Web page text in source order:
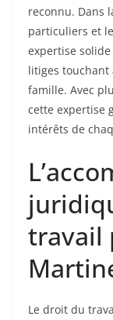
reconnu. Dans
particuliers et
expertise
litiges
famille. Avec
cette expertise
intérêts de
travail
Le droit du